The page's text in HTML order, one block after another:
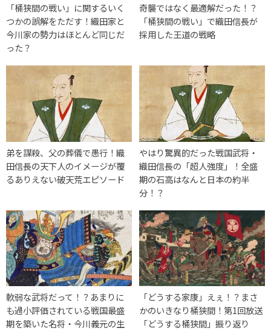
「桶狭間の戦い」に関するいく
つかの誤解をただす！織田家と
今川家の勢力はほとんど同じだ
った？
奇襲ではなく最適解だった！？
「桶狭間の戦い」で織田信長が
採用した王道の戦略
弟を謀殺、父の葬儀で愚行！織
田信長の天下人のイメージが覆
るありえない破天荒エピソード
やはり驚異的だった戦国武将・
織田信長の「超人強度」！全盛
期の石高はなんと日本の約半
分！？
軟弱な武将だって！？あまりに
も過小評価されている戦国最盛
期を築いた名将・今川義元の生
「どうする家康」えぇ！？まさ
かのいきなり桶狭間！第1回放送
「どうする桶狭間」振り返り